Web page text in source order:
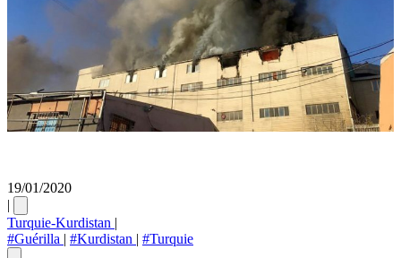
19/01/2020
|
Turquie-Kurdistan |
#Guérilla | #Kurdistan | #Turquie